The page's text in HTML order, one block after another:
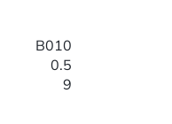
B010
0.5
9